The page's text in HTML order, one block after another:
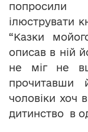
попросили
ілюструвати
“Казки
описав в ній
не міг не
прочитавши
чоловіки хоч
дитинство в